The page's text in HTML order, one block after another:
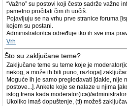
“Važno” su postovi koji često sadrže važne
pametno pročitati čim ih uočiš.
Pojavljuju se na vrhu prve stranice foruma
kojem su postani.
Administrator/ica određuje tko ih sve ima
Vrh
Što su zaključane teme?
Zaključane teme su teme koje je
nekog, a može ih biti puno, razloga]
Moguće ih je samo pregledavati [dakle, nije
postove...]. Ankete koje se nalaze u njima
istog trena kada moderator(ica)/
Ukoliko imaš dopuštenje, (ti) možeš